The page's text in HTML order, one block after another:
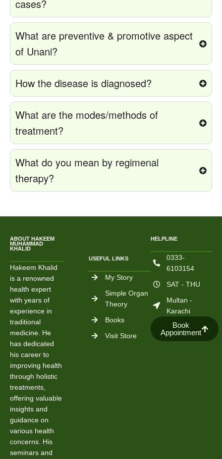
cases?
What are preventive & promotive aspect
of Unani?
How the disease is diagnosed?
What are the modes/methods of
treatment?
What do you mean by regimenal
therapy?
ABOUT HAKEEM
MUHAMMAD
KHALID
Hakeem Khalid
is a renowned
health expert
with years of
experience in
traditional
medicine. He
has dedicated
his career to
improving health
through holistic
treatments,
offering valuable
insights and
guidance on
various health
concerns. His
seminars and
USEFUL LINKS
My Story
Simple Organ
Theory
Books
Visit Store
HELPLINE
0333-
6103154
SAT - THU
Multan -
Karachi
Book
Appointment